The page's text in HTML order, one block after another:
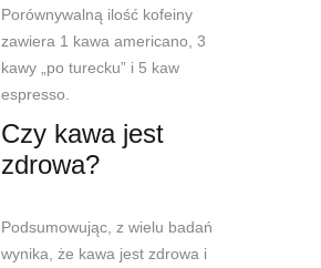
Porównywalną ilość kofeiny
zawiera 1 kawa americano , 3
kawy „po turecku” i 5 kaw
espresso.
Czy kawa jest
zdrowa?
Podsumowując, z wielu badań
wynika, że kawa jest zdrowa i